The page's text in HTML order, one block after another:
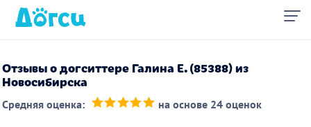
Отзывы о догситтере Галина Е. (85388) из
Новосибирска
Средняя оценка: на основе 24 оценок